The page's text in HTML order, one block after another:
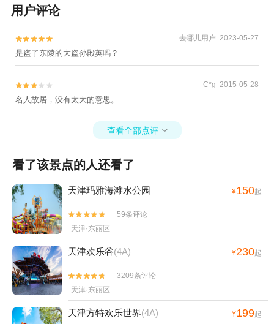
用户评论

 去哪儿用户 2023-05-27
是盗了东陵的大盗孙殿英吗？

 C*g 2015-05-28
名人故居，没有太大的意思。
查看全部点评 
看了该景点的人还看了
天津玛雅海滩水公园 ¥150起


59条评论
天津·东丽区
天津欢乐谷(4A) ¥230起


3209条评论
天津·东丽区
天津方特欢乐世界(4A) ¥199起